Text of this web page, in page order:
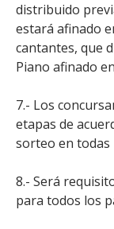
distribuido
estará afinado
cantantes, que
Piano afinado
7.- Los
etapas de
sorteo en todas
8.- Será
para todos los